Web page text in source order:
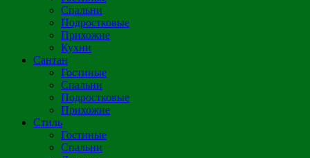
Спальни
Подростковые
Прихожие
Кухни
Сантан
Гостиные
Спальни
Подростковые
Прихожие
Стиль
Гостиные
Спальни